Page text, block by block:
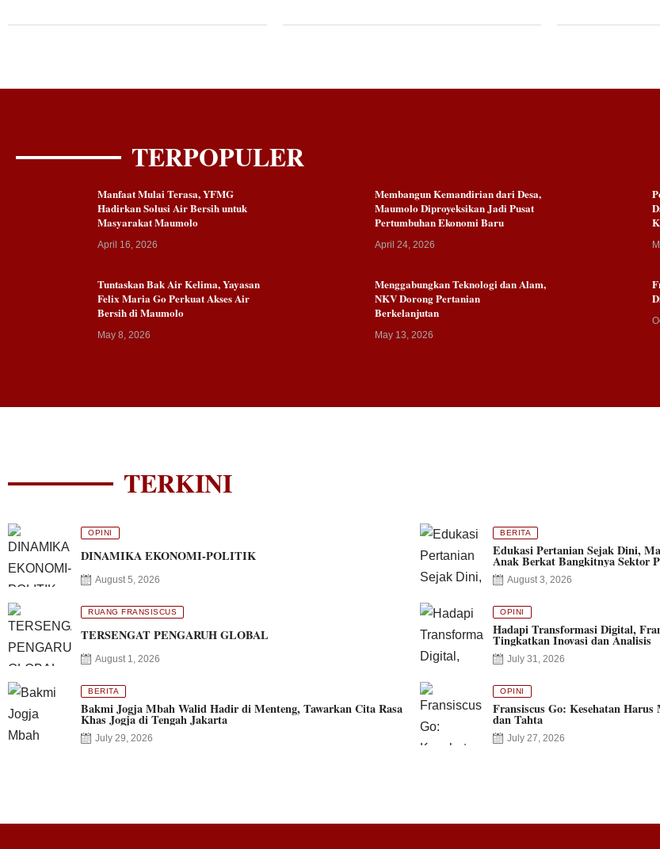
TERPOPULER
Manfaat Mulai Terasa, YFMG
Hadirkan Solusi Air Bersih untuk
Masyarakat Maumolo
April 16, 2026
Membangun Kemandirian dari Desa,
Maumolo Diproyeksikan Jadi Pusat
Pertumbuhan Ekonomi Baru
April 24, 2026
Tuntaskan Bak Air Kelima, Yayasan
Felix Maria Go Perkuat Akses Air
Bersih di Maumolo
May 8, 2026
Menggabungkan Teknologi dan Alam,
NKV Dorong Pertanian
Berkelanjutan
May 13, 2026
TERKINI
OPINI
DINAMIKA EKONOMI-POLITIK
August 5, 2026
BERITA
Edukasi Pertanian Sejak Dini,
Anak Berkat Bangkitnya Sektor
August 3, 2026
RUANG FRANSISCUS
TERSENGAT PENGARUH GLOBAL
August 1, 2026
OPINI
Hadapi Transformasi Digital,
Tingkatkan Inovasi dan Analisis
July 31, 2026
BERITA
Bakmi Jogja Mbah Walid Hadir di Menteng, Tawarkan Cita Rasa
Khas Jogja di Tengah Jakarta
July 29, 2026
OPINI
Fransiscus Go: Kesehatan
dan Tahta
July 27, 2026